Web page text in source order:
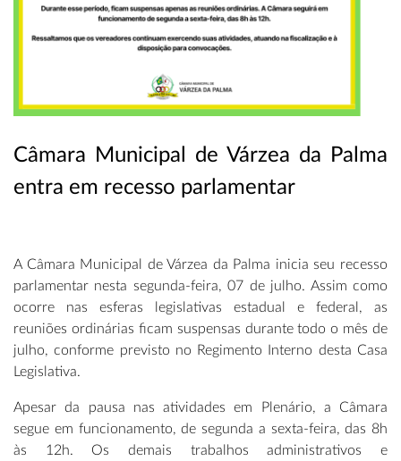
Câmara Municipal de Várzea da Palma
entra em recesso parlamentar
A Câmara Municipal de Várzea da Palma inicia seu recesso
parlamentar nesta segunda-feira, 07 de julho. Assim como
ocorre nas esferas legislativas estadual e federal, as
reuniões ordinárias ficam suspensas durante todo o mês de
julho, conforme previsto no Regimento Interno desta Casa
Legislativa.
Apesar da pausa nas atividades em Plenário, a Câmara
segue em funcionamento, de segunda a sexta-feira, das 8h
às 12h. Os demais trabalhos administrativos e